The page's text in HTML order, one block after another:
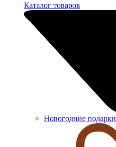
Каталог товаров
Новогодние подарки